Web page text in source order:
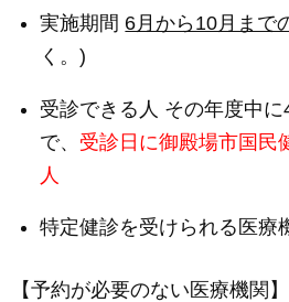
実施期間 6月から10月まで
く。)
受診できる人 その年度中に
で、 受診日に御殿場市国民
人
特定健診を受けられる医療
【予約が必要のない医療機関】